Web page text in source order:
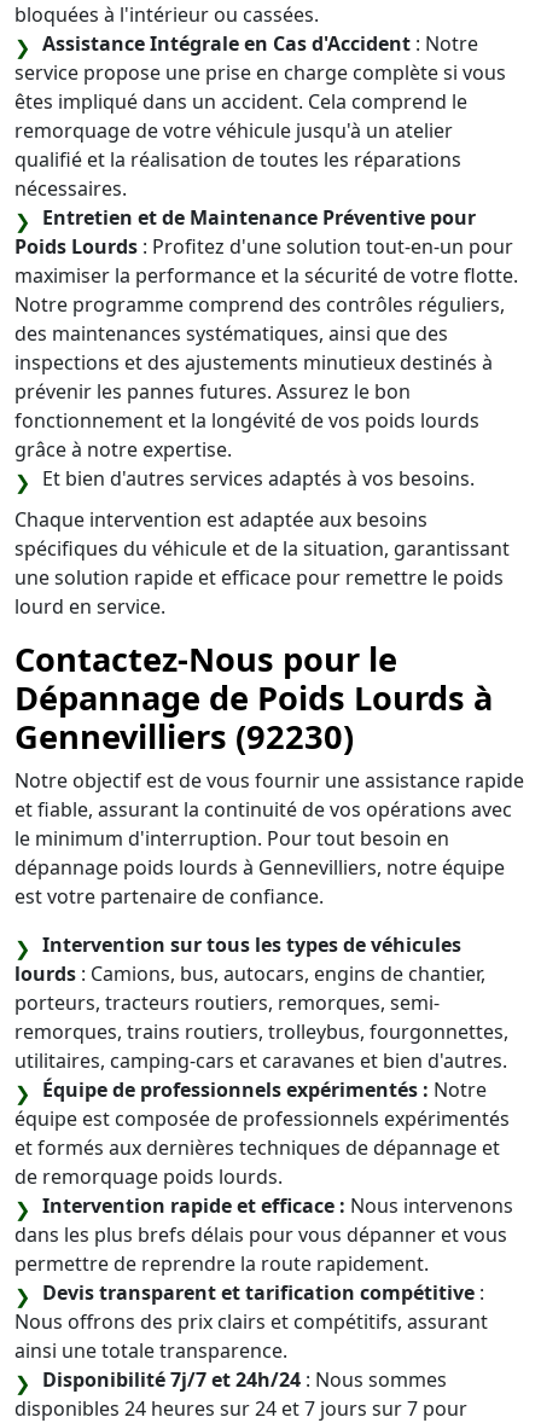
bloquées à l'intérieur ou cassées.
Assistance Intégrale en Cas d'Accident : Notre
service propose une prise en charge complète si vous
êtes impliqué dans un accident. Cela comprend le
remorquage de votre véhicule jusqu'à un atelier
qualifié et la réalisation de toutes les réparations
nécessaires.
Entretien et de Maintenance Préventive pour
Poids Lourds : Profitez d'une solution tout-en-un pour
maximiser la performance et la sécurité de votre flotte.
Notre programme comprend des contrôles réguliers,
des maintenances systématiques, ainsi que des
inspections et des ajustements minutieux destinés à
prévenir les pannes futures. Assurez le bon
fonctionnement et la longévité de vos poids lourds
grâce à notre expertise.
Et bien d'autres services adaptés à vos besoins.
Chaque intervention est adaptée aux besoins
spécifiques du véhicule et de la situation, garantissant
une solution rapide et efficace pour remettre le poids
lourd en service.
Contactez-Nous pour le
Dépannage de Poids Lourds à
Gennevilliers (92230)
Notre objectif est de vous fournir une assistance rapide
et fiable, assurant la continuité de vos opérations avec
le minimum d'interruption. Pour tout besoin en
dépannage poids lourds à Gennevilliers, notre équipe
est votre partenaire de confiance.
Intervention sur tous les types de véhicules
lourds : Camions, bus, autocars, engins de chantier,
porteurs, tracteurs routiers, remorques, semi-
remorques, trains routiers, trolleybus, fourgonnettes,
utilitaires, camping-cars et caravanes et bien d'autres.
Équipe de professionnels expérimentés : Notre
équipe est composée de professionnels expérimentés
et formés aux dernières techniques de dépannage et
de remorquage poids lourds.
Intervention rapide et efficace : Nous intervenons
dans les plus brefs délais pour vous dépanner et vous
permettre de reprendre la route rapidement.
Devis transparent et tarification compétitive :
Nous offrons des prix clairs et compétitifs, assurant
ainsi une totale transparence.
Disponibilité 7j/7 et 24h/24 : Nous sommes
disponibles 24 heures sur 24 et 7 jours sur 7 pour